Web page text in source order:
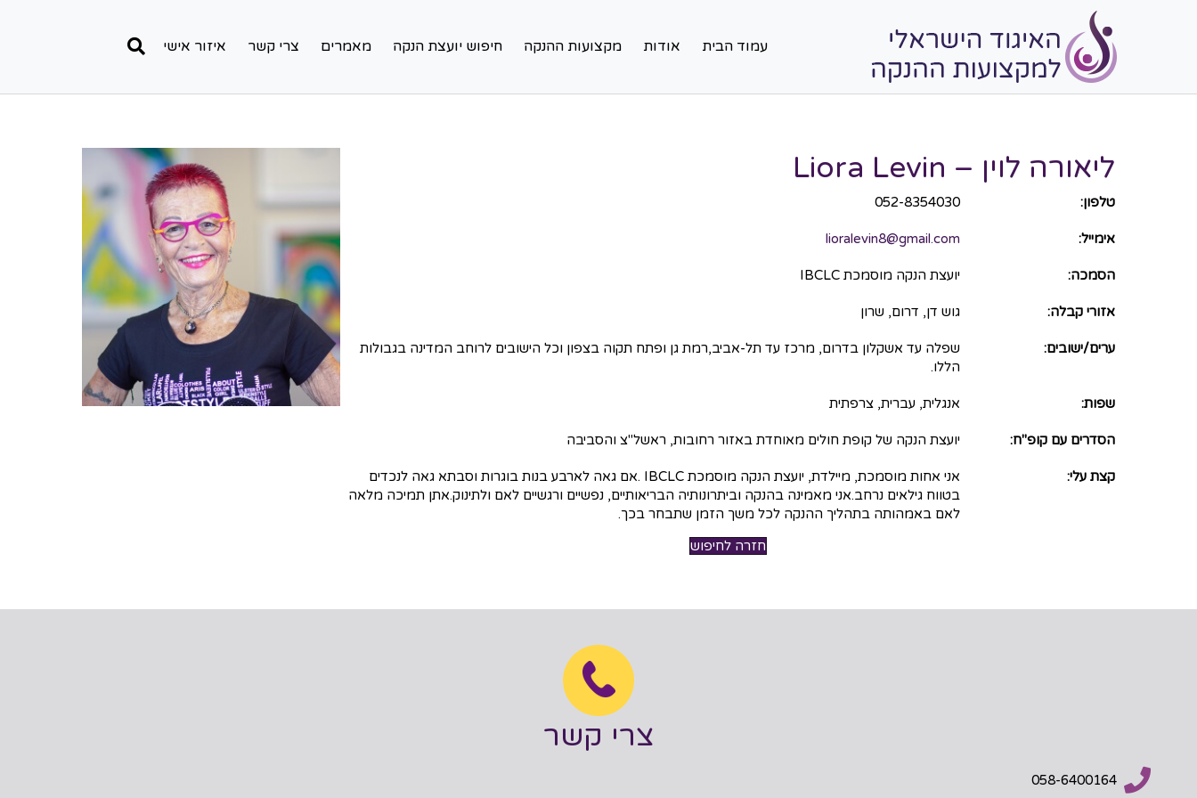
עמוד הבית אודות מקצועות ההנקה חיפוש יועצת הנקה מאמרים צרי קשר איזור אישי
ליאורה לוין – Liora Levin
טלפון: 052-8354030
אימייל: lioralevin8@gmail.com
הסמכה: יועצת הנקה מוסמכת IBCLC
אזורי קבלה: גוש דן, דרום, שרון
ערים/ישובים:
שפלה עד אשקלון בדרום, מרכז עד תל-אביב,רמת גן ופתח תקוה בצפון וכל הישובים לרוחב המדינה בגבולות
הללו.
שפות: אנגלית, עברית, צרפתית
הסדרים עם קופ"ח: יועצת הנקה של קופת חולים מאוחדת באזור רחובות, ראשל"צ והסביבה
קצת עלי:
אני אחות מוסמכת, מיילדת, יועצת הנקה מוסמכת IBCLC .אם גאה לארבע בנות בוגרות וסבתא גאה לנכדים
בטווח גילאים נרחב.אני מאמינה בהנקה וביתרונותיה הבריאותיים, נפשיים ורגשיים לאם ולתינוק.אתן תמיכה מלאה
לאם באמהותה בתהליך ההנקה לכל משך הזמן שתבחר בכך.
חזרה לחיפוש
צרי קשר